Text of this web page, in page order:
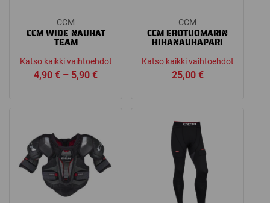
CCM
CCM WIDE NAUHAT
TEAM
Katso kaikki vaihtoehdot
4,90€ – 5,90€Price
CCM
CCM EROTUOMARIN
HIHANAUHAPARI
Katso kaikki vaihtoehdot
25,00 €